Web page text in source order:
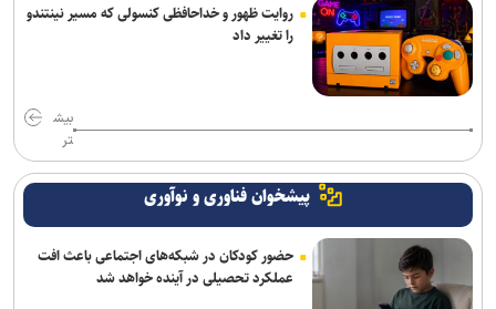
روایت ظهور و خداحافظی کنسولی که مسیر نینتندو
را تغییر داد
بیش
تر
پیشخوان فناوری و نوآوری
حضور کودکان در شبکه‌های اجتماعی باعث افت
عملکرد تحصیلی در آینده خواهد شد